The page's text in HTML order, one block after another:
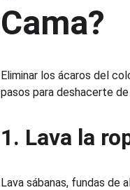
Cama?
Eliminar los ácaros del
pasos para deshacerte
1. Lava la
Lava sábanas, fundas de